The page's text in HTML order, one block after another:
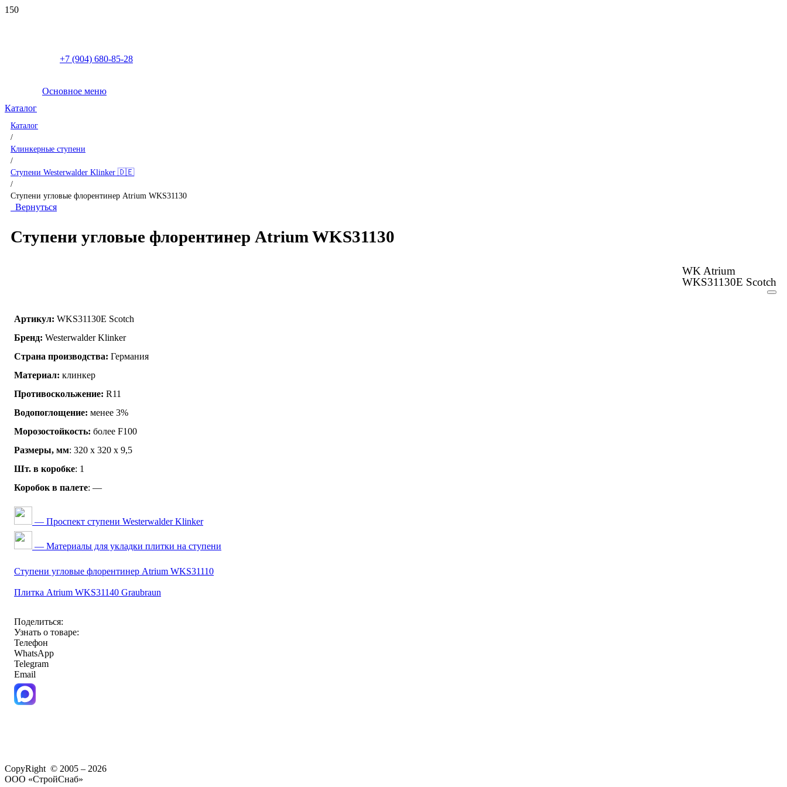
+7 (904) 680-85-28
Основное меню
Каталог
Каталог
/
Клинкерные ступени
/
Ступени Westerwalder Klinker 🇩🇪
/
Ступени угловые флорентинер Atrium WKS31130
Вернуться
Ступени угловые флорентинер Atrium WKS31130
WK Atrium
WKS31130E Scotch
Артикул: WKS31130E Scotch
Бренд: Westerwalder Klinker
Страна производства: Германия
Материал: клинкер
Противоскольжение: R11
Водопоглощение: менее 3%
Морозостойкость: более F100
Размеры, мм: 320 x 320 x 9,5
Шт. в коробке: 1
Коробок в палете: —
— Проспект ступени Westerwalder Klinker
— Материалы для укладки плитки на ступени
Ступени угловые флорентинер Atrium WKS31110
Плитка Atrium WKS31140 Graubraun
Поделиться:
Узнать о товаре:
Телефон
WhatsApp
Telegram
Email
CopyRight © 2005 – 2026
ООО «СтройСнаб»